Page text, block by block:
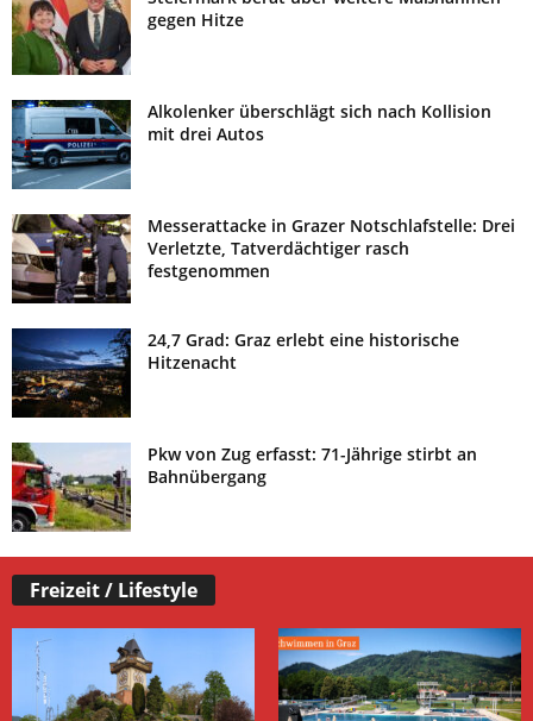
gegen Hitze
Alkolenker überschlägt sich nach Kollision
mit drei Autos
Messerattacke in Grazer Notschlafstelle: Drei
Verletzte, Tatverdächtiger rasch
festgenommen
24,7 Grad: Graz erlebt eine historische
Hitzenacht
Pkw von Zug erfasst: 71-Jährige stirbt an
Bahnübergang
Freizeit / Lifestyle